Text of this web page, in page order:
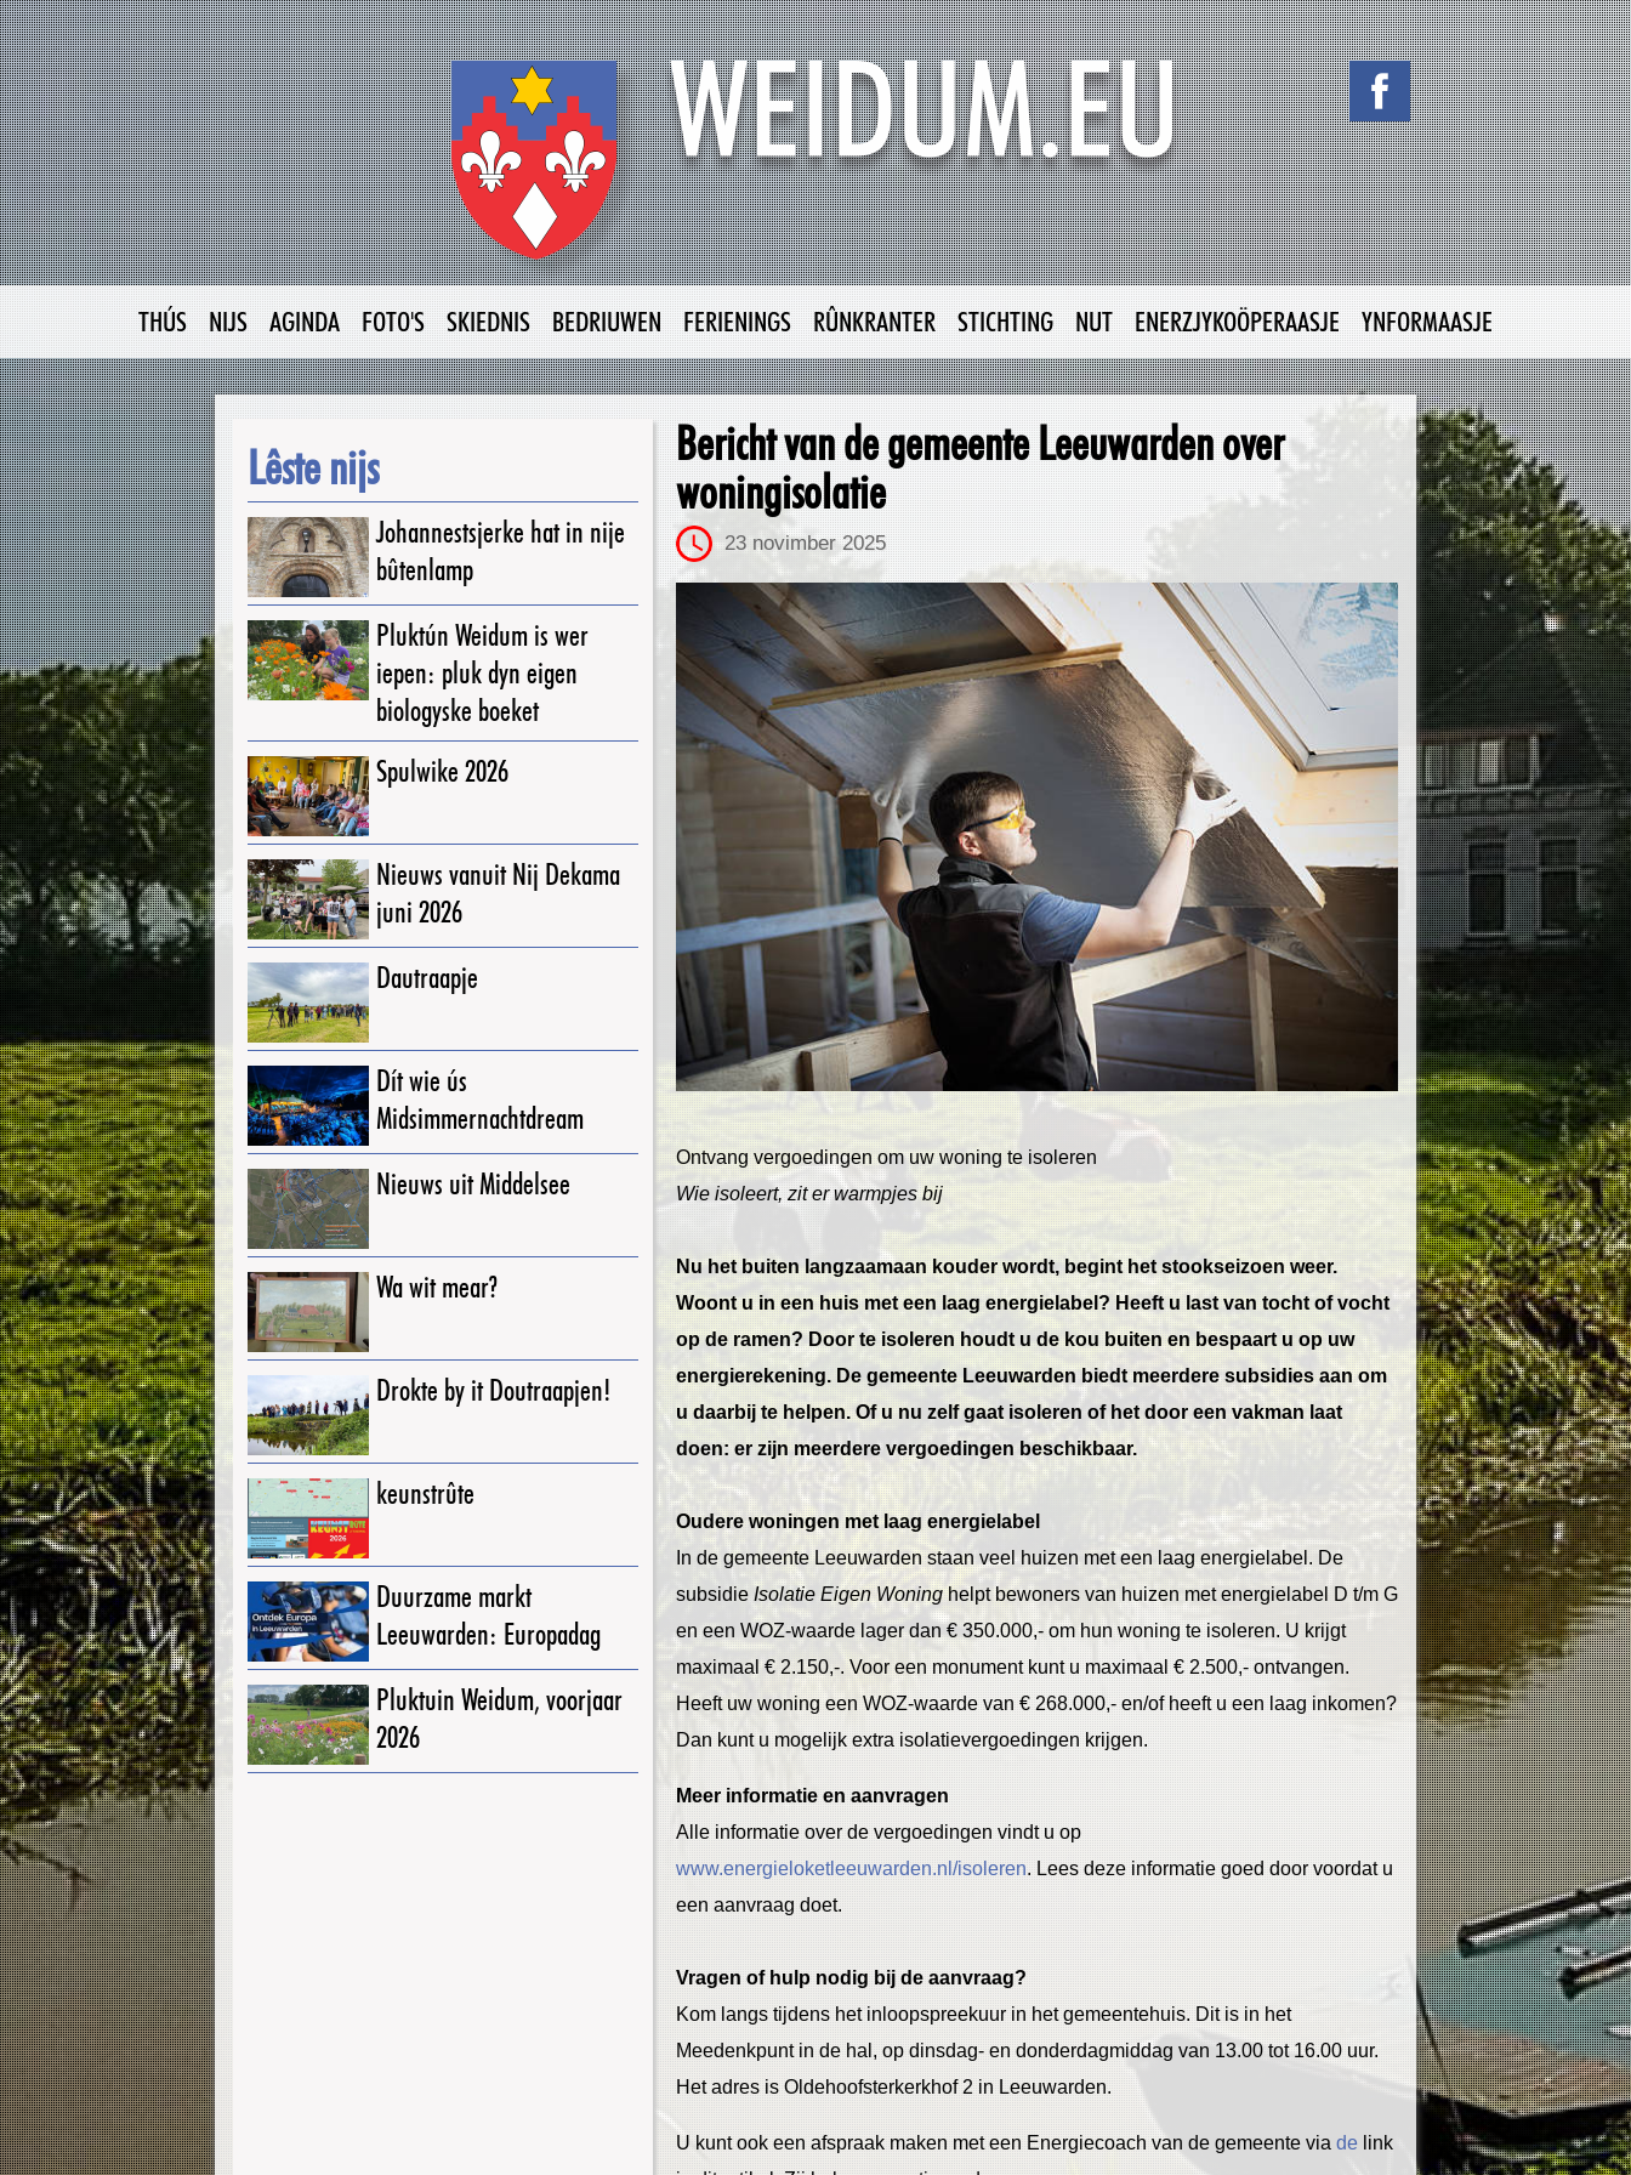
THÚS NIJS AGINDA FOTO'S SKIEDNIS BEDRIUWEN FERIENINGS RÛNKRANTER STICHTING NUT ENERZJYKOÖPERAASJE YNFORMAASJE
Lêste nijs
Johannestsjerke hat in nije
bûtenlamp
Pluktún Weidum is wer
iepen: pluk dyn eigen
biologyske boeket
Spulwike 2026
Nieuws vanuit Nij Dekama
juni 2026
Dautraapje
Dít wie ús
Midsimmernachtdream
Nieuws uit Middelsee
Wa wit mear?
Drokte by it Doutraapjen!
keunstrûte
Duurzame markt
Leeuwarden: Europadag
Pluktuin Weidum, voorjaar
2026
Bericht van de gemeente Leeuwarden over
woningisolatie
23 novimber 2025
Ontvang vergoedingen om uw woning te isoleren
Wie isoleert, zit er warmpjes bij
Nu het buiten langzaamaan kouder wordt, begint het stookseizoen weer.
Woont u in een huis met een laag energielabel? Heeft u last van tocht of vocht
op de ramen? Door te isoleren houdt u de kou buiten en bespaart u op uw
energierekening. De gemeente Leeuwarden biedt meerdere subsidies aan om
u daarbij te helpen. Of u nu zelf gaat isoleren of het door een vakman laat
doen: er zijn meerdere vergoedingen beschikbaar.
Oudere woningen met laag energielabel
In de gemeente Leeuwarden staan veel huizen met een laag energielabel. De
subsidie Isolatie Eigen Woninghelpt bewoners van huizen met energielabel D t/m G
en een WOZ-waarde lager dan € 350.000,- om hun woning te isoleren. U krijgt
maximaal € 2.150,-. Voor een monument kunt u maximaal € 2.500,- ontvangen.
Heeft uw woning een WOZ-waarde van € 268.000,- en/of heeft u een laag inkomen?
Dan kunt u mogelijk extra isolatievergoedingen krijgen.
Meer informatie en aanvragen
Alle informatie over de vergoedingen vindt u op
www.energieloketleeuwarden.nl/isoleren. Lees deze informatie goed door voordat u
een aanvraag doet.
Vragen of hulp nodig bij de aanvraag?
Kom langs tijdens het inloopspreekuur in het gemeentehuis. Dit is in het
Meedenkpunt in de hal, op dinsdag- en donderdagmiddag van 13.00 tot 16.00 uur.
Het adres is Oldehoofsterkerkhof 2 in Leeuwarden.
U kunt ook een afspraak maken met een Energiecoach van de gemeente via de link